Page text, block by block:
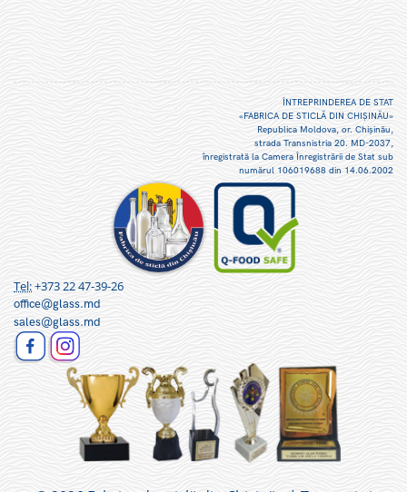
ÎNTREPRINDEREA DE STAT
«FABRICA DE STICLĂ DIN CHIŞINĂU»
Republica Moldova, or. Chişinău,
strada Transnistria 20. MD-2037,
înregistrată la Camera Înregistrării de Stat sub
numărul 106019688 din 14.06.2002
Tel:+373 22 47-39-26
office@glass.md
sales@glass.md